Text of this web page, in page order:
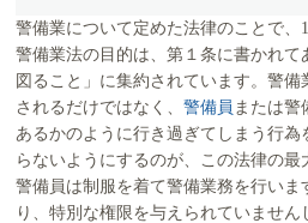
警備業について定めた法律のことで、
警備業法の目的は、第１条に書かれ
図ること」に集約されています。警
されるだけではなく、警備員 または警
あるかのように行き過ぎてしまう行
らないようにするのが、この法律の最
警備員は制服を着て警備業務を行いま
り、特別な権限を与えられていませ